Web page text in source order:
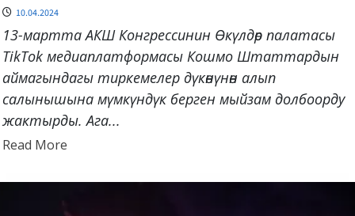
10.04.2024
13-мартта АКШ Конгрессинин Өкүлдөр палатасы
TikTok медиаплатформасы Кошмо Штаттардын
аймагындагы тиркемелер дүкөнүнөн алып
салынышына мүмкүндүк берген мыйзам долбоорду
жактырды. Ага...
Read MoreRead
about